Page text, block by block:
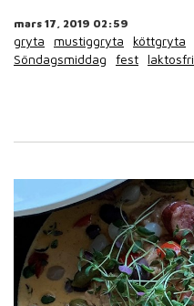
mars 17, 2019 02:59
gryta mustiggryta köttgryta
Söndagsmiddag
fest laktosfri